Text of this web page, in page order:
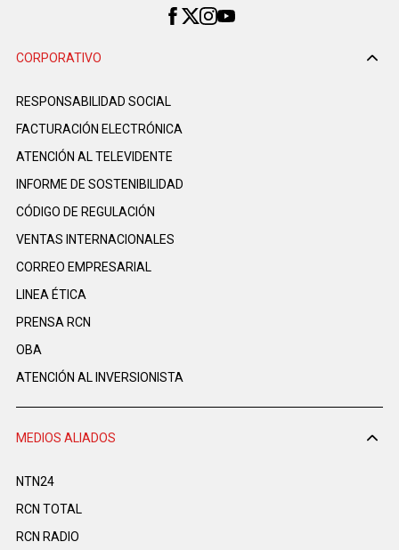
CORPORATIVO
RESPONSABILIDAD SOCIAL
FACTURACIÓN ELECTRÓNICA
ATENCIÓN AL TELEVIDENTE
INFORME DE SOSTENIBILIDAD
CÓDIGO DE REGULACIÓN
VENTAS INTERNACIONALES
CORREO EMPRESARIAL
LINEA ÉTICA
PRENSA RCN
OBA
ATENCIÓN AL INVERSIONISTA
MEDIOS ALIADOS
NTN24
RCN TOTAL
RCN RADIO